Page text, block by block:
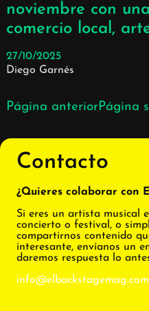
noviembre con
comercio local,
27/10/2025
Diego Garnés
Página anteriorPágina
Contacto
¿Quieres colaborar con
Si eres un artista musical
concierto o festival, o
compartirnos contenido
interesante, envíanos un
daremos respuesta lo
info@elbackstagemag.com